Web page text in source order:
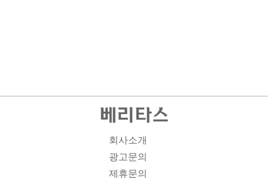
회사소개
광고문의
제휴문의